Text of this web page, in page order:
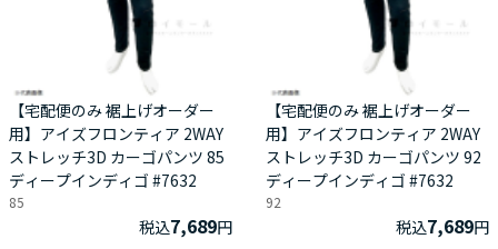
【宅配便のみ 裾上げオーダー
用】アイズフロンティア 2WAY
ストレッチ3D カーゴパンツ 85
ディープインディゴ #7632
85
税込7,689円
【宅配便のみ 裾上げオーダー
用】アイズフロンティア 2WAY
ストレッチ3D カーゴパンツ 92
ディープインディゴ #7632
92
税込7,689円